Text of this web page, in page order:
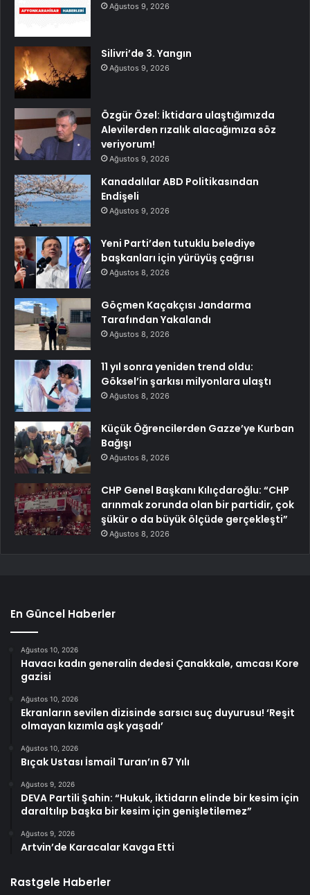
Ağustos 9, 2026
Silivri’de 3. Yangın
Ağustos 9, 2026
Özgür Özel: İktidara ulaştığımızda
Alevilerden rızalık alacağımıza söz
veriyorum!
Ağustos 9, 2026
Kanadalılar ABD Politikasından
Endişeli
Ağustos 9, 2026
Yeni Parti’den tutuklu belediye
başkanları için yürüyüş çağrısı
Ağustos 8, 2026
Göçmen Kaçakçısı Jandarma
Tarafından Yakalandı
Ağustos 8, 2026
11 yıl sonra yeniden trend oldu:
Göksel’in şarkısı milyonlara ulaştı
Ağustos 8, 2026
Küçük Öğrencilerden Gazze’ye Kurban
Bağışı
Ağustos 8, 2026
CHP Genel Başkanı Kılıçdaroğlu: “CHP
arınmak zorunda olan bir partidir, çok
şükür o da büyük ölçüde gerçekleşti”
Ağustos 8, 2026
En Güncel Haberler
Ağustos 10, 2026
Havacı kadın generalin dedesi Çanakkale, amcası Kore
gazisi
Ağustos 10, 2026
Ekranların sevilen dizisinde sarsıcı suç duyurusu! ‘Reşit
olmayan kızımla aşk yaşadı’
Ağustos 10, 2026
Bıçak Ustası İsmail Turan’ın 67 Yılı
Ağustos 9, 2026
DEVA Partili Şahin: “Hukuk, iktidarın elinde bir kesim için
daraltılıp başka bir kesim için genişletilemez”
Ağustos 9, 2026
Artvin’de Karacalar Kavga Etti
Rastgele Haberler